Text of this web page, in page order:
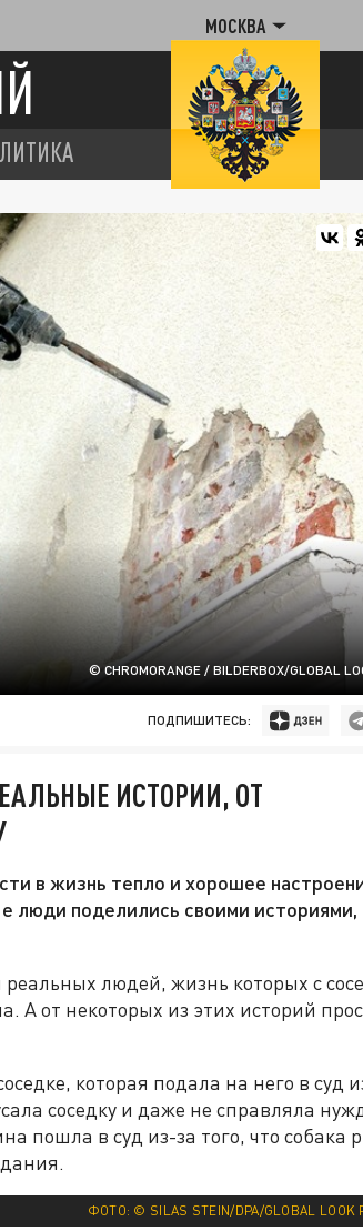
МОСКВА
© CHROMORANGE / BILDERBOX/GLOBAL
ПОДПИШИТЕСЬ:
ИСТОРИИ, ОТ
в жизнь тепло и хорошее
люди поделились своими историями,
людей, жизнь которых с
А от некоторых из этих историй
которая подала на него в суд
соседку и даже не справляла
пошла в суд из-за того, что собака
ФОТО: © SILAS STEIN/DPA/GLOBAL LOOK